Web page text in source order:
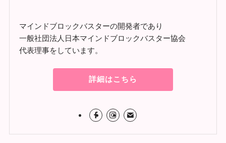
マインドブロックバスターの開発者であり
一般社団法人日本マインドブロックバスター協会
代表理事をしています。
詳細はこちら